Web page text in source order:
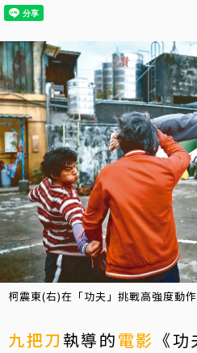
柯震東(右)在「功夫」挑戰高強度動
九把刀執導的電影 《